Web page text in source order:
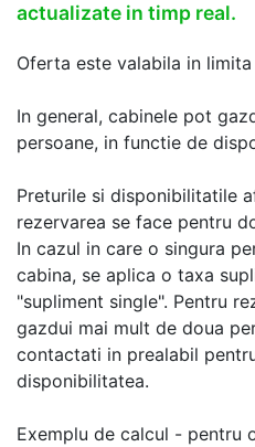
actualizate in timp real.
Oferta este valabila in
In general, cabinele pot
persoane, in functie de
Preturile si disponibilitatile
rezervarea se face pentru
In cazul in care o singura
cabina, se aplica o taxa
"supliment single". Pentru
gazdui mai mult de doua
contactati in prealabil
disponibilitatea.
Exemplu de calcul - pentru